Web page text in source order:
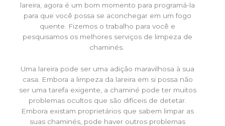
lareira, agora é um bom momento para programá-la
para que você possa se aconchegar em um fogo
quente. Fizemos o trabalho para você e
pesquisamos os melhores serviços de limpeza de
chaminés.
Uma lareira pode ser uma adição maravilhosa à sua
casa. Embora a limpeza da lareira em si possa não
ser uma tarefa exigente, a chaminé pode ter muitos
problemas ocultos que são difíceis de detetar.
Embora existam proprietários que sabem limpar as
suas chaminés, pode haver outros problemas